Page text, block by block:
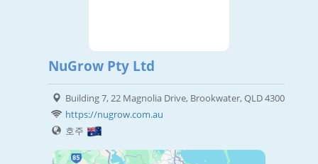
NuGrow Pty Ltd
Building 7, 22 Magnolia Drive, Brookwater, QLD 4300
https://nugrow.com.au
호주